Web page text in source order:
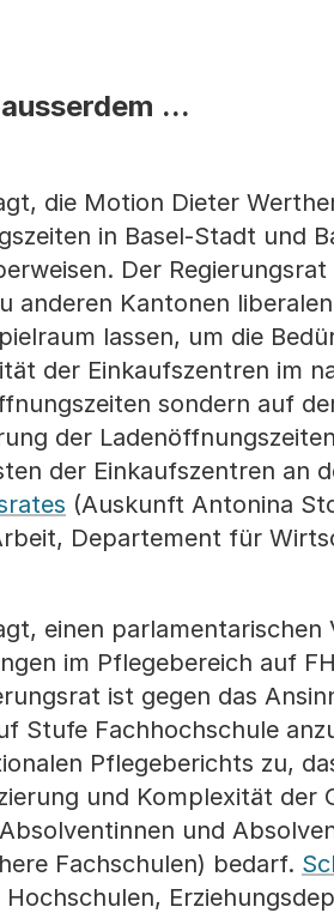
...
die Motion Dieter
in Basel-Stadt und
Der
anderen Kantonen
lassen, um die
der Einkaufszentren im
sondern auf
der
der Einkaufszentren an
(Auskunft Antonina
Departement für
einen
im Pflegebereich auf
ist gegen das
Stufe Fachhochschule
Pflegeberichts zu,
und Komplexität der
und
Fachschulen) bedarf.